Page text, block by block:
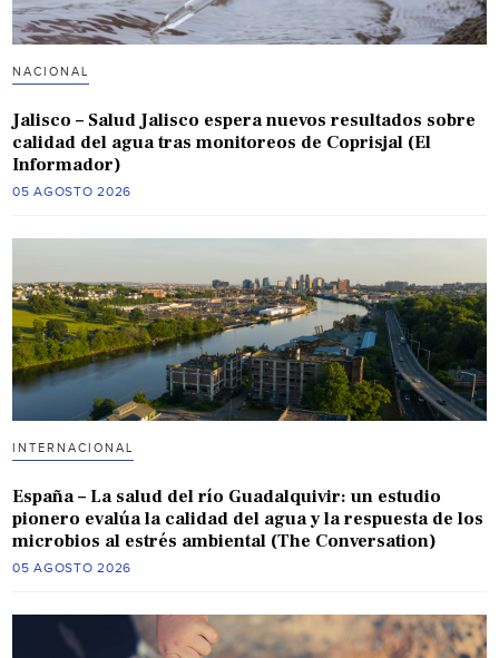
NACIONAL
Jalisco – Salud Jalisco espera nuevos resultados sobre
calidad del agua tras monitoreos de Coprisjal (El
Informador)
05 AGOSTO 2026
INTERNACIONAL
España – La salud del río Guadalquivir: un estudio
pionero evalúa la calidad del agua y la respuesta de los
microbios al estrés ambiental (The Conversation)
05 AGOSTO 2026